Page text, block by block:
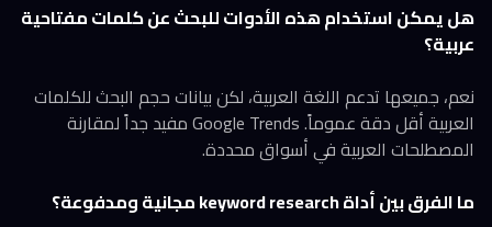
هل يمكن استخدام هذه الأدوات للبحث عن كلمات مفتاحية
عربية؟
نعم، جميعها تدعم اللغة العربية، لكن بيانات حجم البحث للكلمات
العربية أقل دقة عموماً. Google Trends مفيد جداً لمقارنة
المصطلحات العربية في أسواق محددة.
ما الفرق بين أداة keyword research مجانية ومدفوعة؟